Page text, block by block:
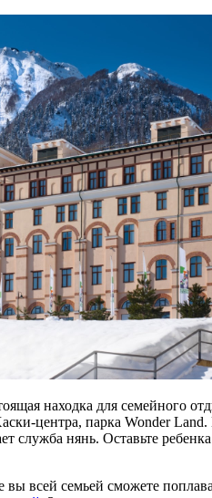
находка для семейного
центра, парка Wonder Land.
служба нянь. Оставьте
всей семьей сможете